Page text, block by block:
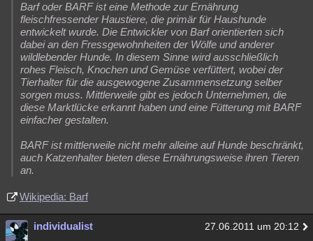
Barf oder BARF ist eine Methode zur Ernährung
fleischfressender Haustiere, die primär für Haushunde
entwickelt wurde. Die Entwickler von Barf orientierten sich
dabei an den Fressgewohnheiten der Wölfe und anderer
wildlebender Hunde. In diesem Sinne wird ausschließlich
rohes Fleisch, Knochen und Gemüse verfüttert, wobei der
Tierhalter für die ausgewogene Zusammensetzung selber
sorgen muss. Mittlerweile gibt es jedoch Unternehmen, die
diese Marktlücke erkannt haben und eine Fütterung mit BARF
einfacher gestalten.
BARF ist mittlerweile nicht mehr alleine auf Hunde beschränkt,
auch Katzenhalter bieten diese Ernährungsweise ihren Tieren
an.
Wikipedia: Barf
individualist 27.06.2011 um 20:12